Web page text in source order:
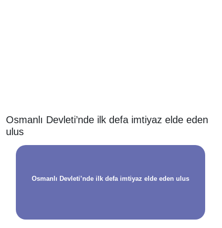
Osmanlı Devleti’nde ilk defa imtiyaz elde eden
ulus
Osmanlı Devleti’nde ilk defa imtiyaz elde eden ulus